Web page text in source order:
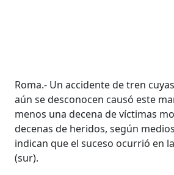
Roma.- Un accidente de tren
aún se desconocen causó este
menos una decena de víctimas
decenas de heridos, según
indican que el suceso ocurrió en
(sur).